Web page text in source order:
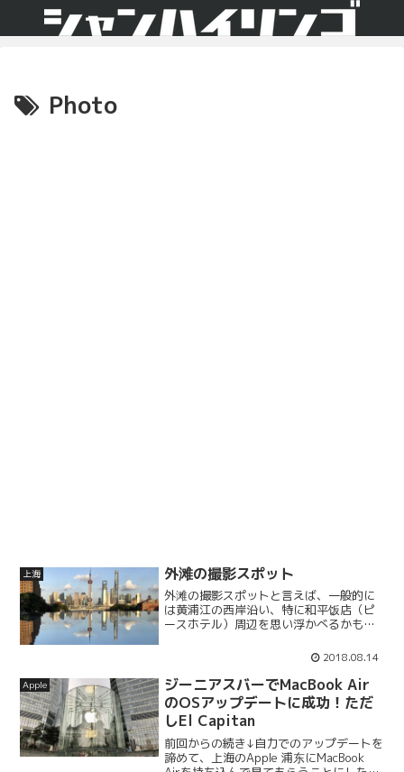
Photo
上海 外滩の撮影スポット
外滩の撮影スポットと言えば、一般的に
は黄浦江の西岸沿い、特に和平饭店（ピ
ースホテル）周辺を思い浮かべるかもし
ンはもう少し北側にいました。外滩源か
ら乍浦路桥へ先日たまたま「外滩源
（Wàitānyuán）」と...
2018.08.14
Apple
ジーニアスバーでMacBook Air
のOSアップデートに成功！ただ
しEl Capitan
前回からの続き↓自力でのアップデートを
諦めて、上海のApple 浦东にMacBook